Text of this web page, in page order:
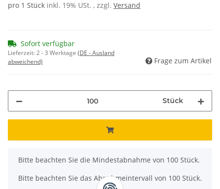
pro 1 Stück inkl. 19% USt. , zzgl. Versand
Sofort verfügbar
Lieferzeit:2 - 3 Werktage (DE - Ausland
abweichend)
Frage zum Artikel
Stück
x
Bitte beachten Sie die Mindestabnahme von 100 Stück.
Bitte beachten Sie das Abnahmeintervall von 100 Stück.